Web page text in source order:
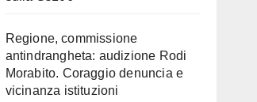
Regione, commissione
antindrangheta: audizione Rodi
Morabito. Coraggio denuncia e
vicinanza istituzioni